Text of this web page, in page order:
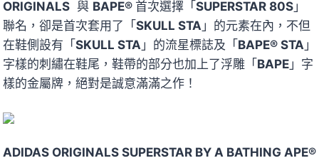
ORIGINALS 與 BAPE® 首次選擇「SUPERSTAR 80S 」
聯名，卻是首次套用了「SKULL STA 」的元素在內，不但
在鞋側設有「SKULL STA 」的流星標誌及「BAPE® STA 」
字樣的刺繡在鞋尾，鞋帶的部分也加上了浮雕「BAPE 」字
樣的金屬牌，絕對是誠意滿滿之作！
ADIDAS ORIGINALS SUPERSTAR BY A BATHING APE®